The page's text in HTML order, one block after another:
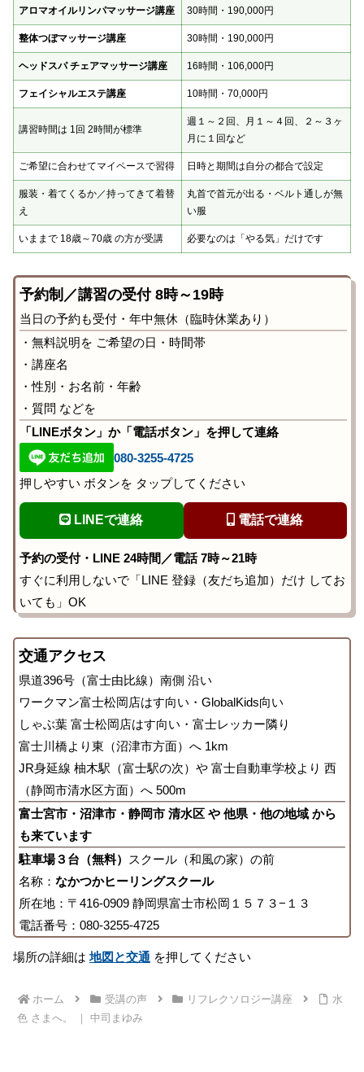
アロマオイルリンパマッサージ講座 30時間・190,000円
整体つぼマッサージ講座 30時間・190,000円
ヘッドスパ チェアマッサージ講座 16時間・106,000円
フェイシャルエステ講座 10時間・70,000円
講習時間は 1回 2時間が標準
週１～２回、月１～４回、２～３ヶ
月に１回など
ご希望に合わせてマイペースで習得 日時と期間は自分の都合で設定
服装・着てくるか／持ってきて着替
え
丸首で首元が出る・ベルト通しが無
い服
いままで 18歳～70歳 の方が受講 必要なのは「やる気」だけです
予約制／講習の受付 8時～19時
当日の予約も受付・年中無休（臨時休業あり）
・無料説明を ご希望の日・時間帯
・講座名
・性別・お名前・年齢
・質問 などを
「LINEボタン」か「電話ボタン」を押して連絡
080-3255-4725
押しやすい ボタンを タップしてください
LINEで連絡 電話で連絡
予約の受付・LINE 24時間／電話 7時～21時
すぐに利用しないで「LINE 登録（友だち追加）だけ してお
いても」OK
交通アクセス
県道396号（富士由比線）南側 沿い
ワークマン富士松岡店はす向い・GlobalKids向い
しゃぶ葉 富士松岡店はす向い・富士レッカー隣り
富士川橋より東（沼津市方面）へ 1km
JR身延線 柚木駅（富士駅の次）や 富士自動車学校より 西
（静岡市清水区方面）へ 500m
富士宮市・沼津市・静岡市 清水区 や 他県・他の地域 から
も来ています
駐車場３台（無料）
スクール（和風の家）の前
名称： なかつかヒーリングスクール
所在地：〒416-0909 静岡県富士市松岡１５７３−１３
電話番号：080-3255-4725
場所の詳細は地図と交通 を押してください
ホーム 受講の声 リフレクソロジー講座
水
色 さまへ。 ｜ 中司まゆみ